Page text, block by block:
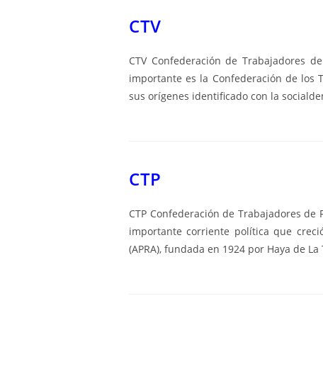
CTV
CTV Confederación de Trabajadores
importante es la Confederación de los
sus orígenes identificado con la
CTP
CTP Confederación de Trabajadores
importante corriente política que
(APRA), fundada en 1924 por Haya de